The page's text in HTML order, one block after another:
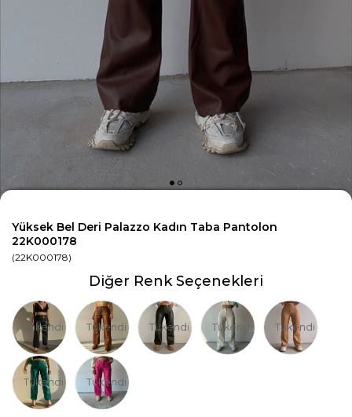
Yüksek Bel Deri Palazzo Kadın Taba Pantolon
22K000178
(22K000178)
Diğer Renk Seçenekleri
Tükendi Tükendi Tükendi Tükendi Tükendi
Tükendi Tükendi